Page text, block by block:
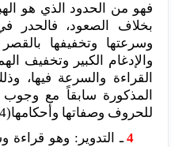
فهو من الحدود الذي هو
بخلاف الصعود، فالحدر
وسرعتها وتخفيفها
القراءة والسرعة فيها،
المذكورة سابقاً مع وجوب
للحروف وصفاتها وأحكامها(34).
ـ التدوير: وهو قراءة